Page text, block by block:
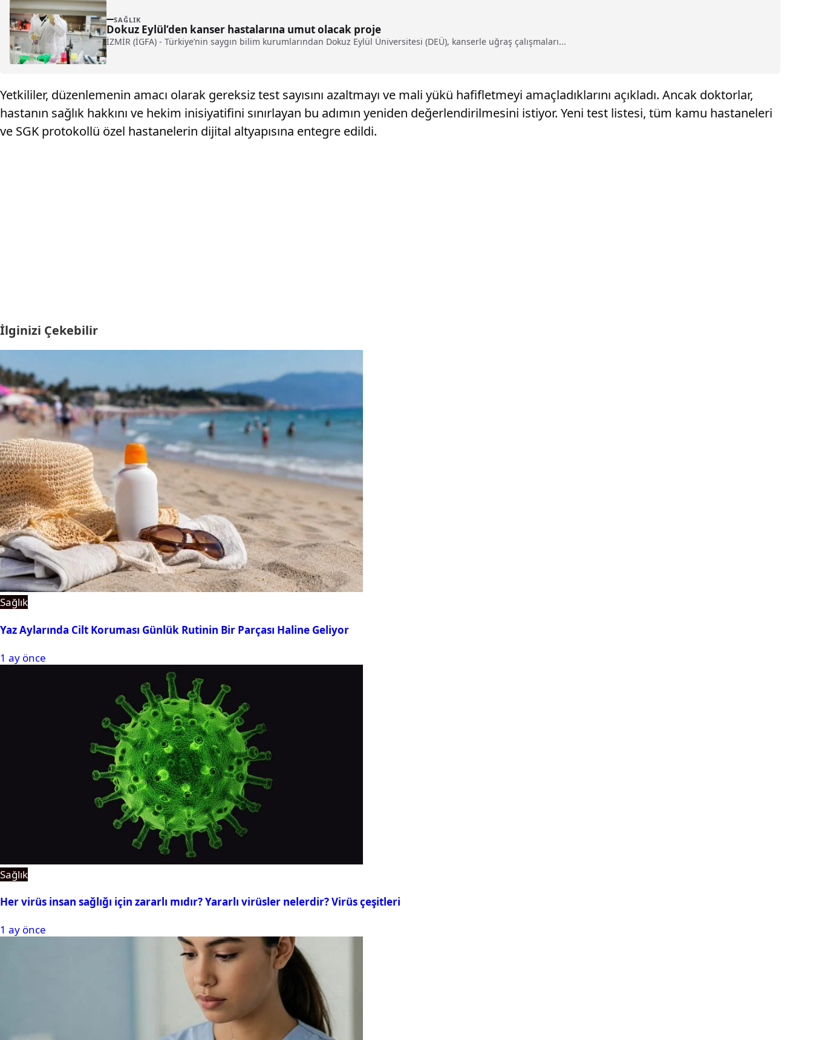
SAĞLIK
Dokuz Eylül’den kanser hastalarına umut olacak proje
İZMİR (İGFA) - Türkiye’nin saygın bilim kurumlarından Dokuz Eylül Üniversitesi (DEÜ), kanserle uğraş çalışmaları...
Yetkililer, düzenlemenin amacı olarak gereksiz test sayısını azaltmayı ve mali yükü hafifletmeyi amaçladıklarını açıkladı. Ancak doktorlar,
hastanın sağlık hakkını ve hekim inisiyatifini sınırlayan bu adımın yeniden değerlendirilmesini istiyor. Yeni test listesi, tüm kamu hastaneleri
ve SGK protokollü özel hastanelerin dijital altyapısına entegre edildi.
İlginizi Çekebilir
Sağlık
Yaz Aylarında Cilt Koruması Günlük Rutinin Bir Parçası Haline Geliyor
1 ay önce
Sağlık
Her virüs insan sağlığı için zararlı mıdır? Yararlı virüsler nelerdir? Virüs çeşitleri
1 ay önce